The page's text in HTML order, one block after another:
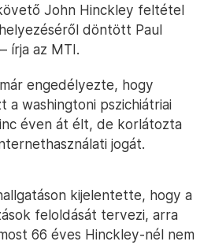
John Hinckley feltétel
döntött Paul
írja az MTI.
engedélyezte, hogy
a washingtoni pszichiátriai
éven át élt, de korlátozta
jogát.
kijelentette, hogy a
feloldását tervezi, arra
66 éves Hinckley-nél nem